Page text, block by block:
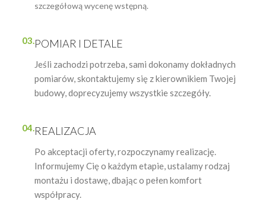
szczegółową wycenę wstępną.
03.POMIAR I DETALE
Jeśli zachodzi potrzeba, sami dokonamy dokładnych
pomiarów, skontaktujemy się z kierownikiem Twojej
budowy, doprecyzujemy wszystkie szczegóły.
04.REALIZACJA
Po akceptacji oferty, rozpoczynamy realizację.
Informujemy Cię o każdym etapie, ustalamy rodzaj
montażu i dostawę, dbając o pełen komfort
współpracy.